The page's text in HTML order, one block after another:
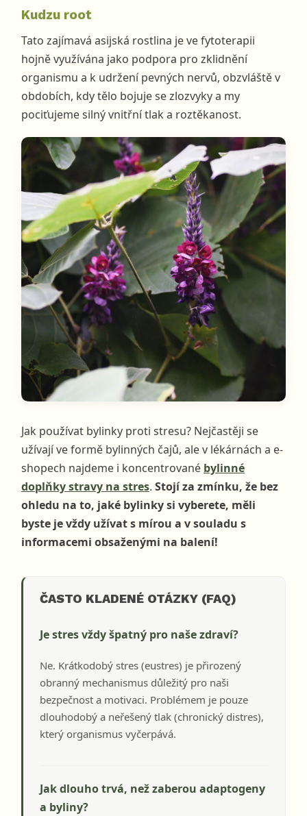
Kudzu root
Tato zajímavá asijská rostlina je ve fytoterapii
hojně využívána jako podpora pro zklidnění
organismu a k udržení pevných nervů, obzvláště v
obdobích, kdy tělo bojuje se zlozvyky a my
pociťujeme silný vnitřní tlak a roztěkanost.
Jak používat bylinky proti stresu? Nejčastěji se
užívají ve formě bylinných čajů, ale v lékárnách a e-
shopech najdeme i koncentrované bylinné
doplňky stravy na stres. Stojí za zmínku, že bez
ohledu na to, jaké bylinky si vyberete, měli
byste je vždy užívat s mírou a v souladu s
informacemi obsaženými na balení!
ČASTO KLADENÉ OTÁZKY (FAQ)
Je stres vždy špatný pro naše zdraví?
Ne. Krátkodobý stres (eustres) je přirozený
obranný mechanismus důležitý pro naši
bezpečnost a motivaci. Problémem je pouze
dlouhodobý a neřešený tlak (chronický distres),
který organismus vyčerpává.
Jak dlouho trvá, než zaberou adaptogeny
a byliny?